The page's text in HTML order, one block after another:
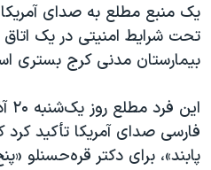
تریبونال مردمی آبان ۹۸
دادگاه حمید نوری
قانون شفافیت دارائی کادر رهبری
اعتراضات مردمی آبان ۹۸
یک منبع مطلع به صدای
تحت شرایط امنیتی در یک
بیمارستان مدنی کرج بستری
فارسی صدای آمریکا تأکید کرد
پابند»، برای دکتر قره‌حسنلو